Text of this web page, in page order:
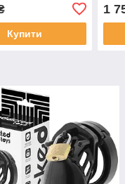
Рожевий
Купити
для
1